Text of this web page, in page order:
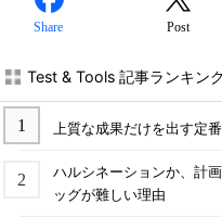
Share Post
Test & Tools 記事ランキン
上質な成果だけを出す定
ハルシネーションか、計
ッグが難しい理由